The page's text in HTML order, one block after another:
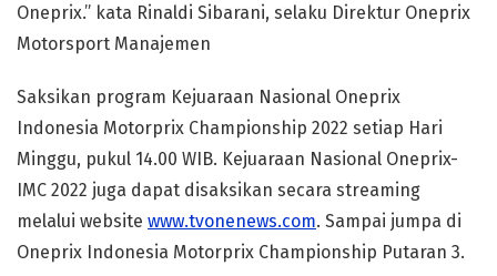
Oneprix.” kata Rinaldi Sibarani, selaku Direktur Oneprix
Motorsport Manajemen
Saksikan program Kejuaraan Nasional Oneprix
Indonesia Motorprix Championship 2022 setiap Hari
Minggu, pukul 14.00 WIB. Kejuaraan Nasional Oneprix-
IMC 2022 juga dapat disaksikan secara streaming
melalui website www.tvonenews.com. Sampai jumpa di
Oneprix Indonesia Motorprix Championship Putaran 3.